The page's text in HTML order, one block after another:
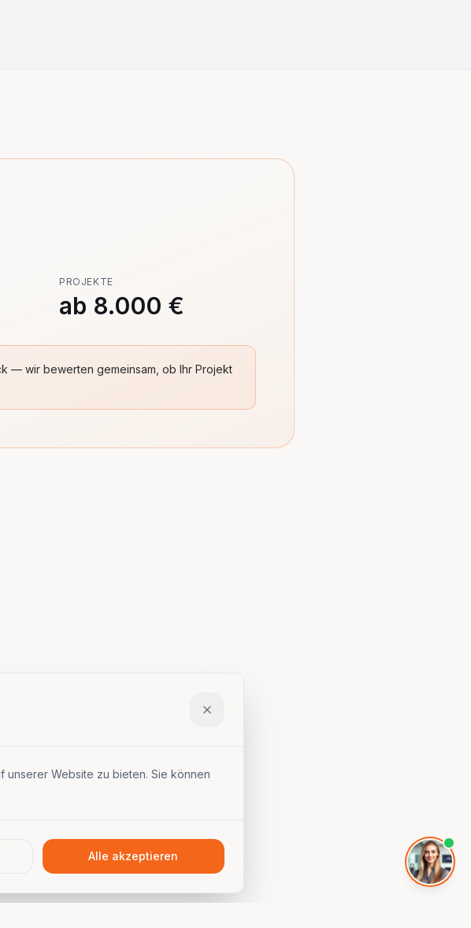
unserer Website zu bieten. Sie können
Alle akzeptieren
PROJEKTE
ab 8.000 €
— wir bewerten gemeinsam, ob Ihr Projekt